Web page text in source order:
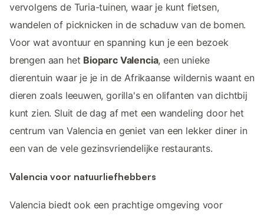
vervolgens de Turia-tuinen, waar je kunt fietsen,
wandelen of picknicken in de schaduw van de bomen.
Voor wat avontuur en spanning kun je een bezoek
brengen aan het Bioparc Valencia, een unieke
dierentuin waar je je in de Afrikaanse wildernis waant en
dieren zoals leeuwen, gorilla's en olifanten van dichtbij
kunt zien. Sluit de dag af met een wandeling door het
centrum van Valencia en geniet van een lekker diner in
een van de vele gezinsvriendelijke restaurants.
Valencia voor natuurliefhebbers
Valencia biedt ook een prachtige omgeving voor